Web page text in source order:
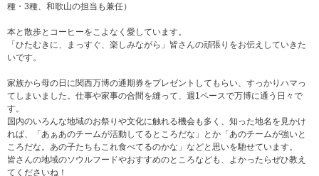
種・3種、和歌山の担当も兼任）
本と散歩とコーヒーをこよなく愛しています。
「ひたむきに、まっすぐ、楽しみながら」皆さんの頑張りをお伝えしていきた
いです。
家族から母の日に関西万博の通期券をプレゼントしてもらい、すっかりハマっ
てしまいました。仕事や家事の合間を縫って、週1ペースで万博に通う日々で
す。
国内のいろんな地域のお祭りや文化に触れる機会も多く、知った地名を見かけ
れば、「あぁあのチームが活動してるところだな」とか「あのチームが強いと
ころだな。あの子たちもこれ食べてるのかな」などと思いを馳せています。
皆さんの地域のソウルフードやおすすめのところなども、よかったらぜひ教え
てくださいね！